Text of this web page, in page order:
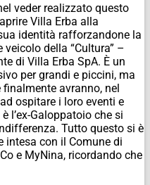
veder realizzato questo
Villa Erba alla
identità rafforzandone la
veicolo della “Cultura” –
di Villa Erba SpA. È un
per grandi e piccini, ma
avranno, nel
ospitare i loro eventi e
l’ex-Galoppatoio che si
Tutto questo si è
intesa con il Comune di
e MyNina, ricordando che